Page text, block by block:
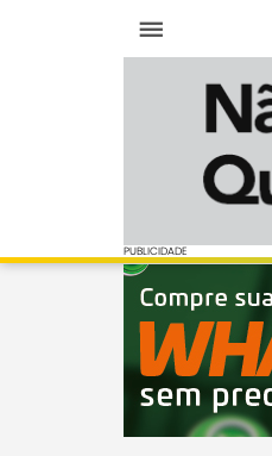
PUBLICIDADE
PUBLICIDADE